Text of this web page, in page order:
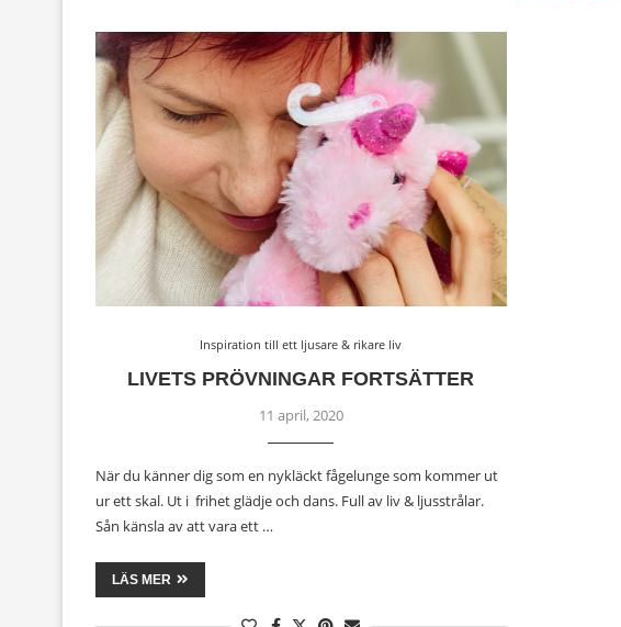
Inspiration till ett ljusare & rikare liv
LIVETS PRÖVNINGAR FORTSÄTTER
11 april, 2020
När du känner dig som en nykläckt fågelunge som kommer ut
ur ett skal. Ut i frihet glädje och dans. Full av liv & ljusstrålar.
Sån känsla av att vara ett …
LÄS MER